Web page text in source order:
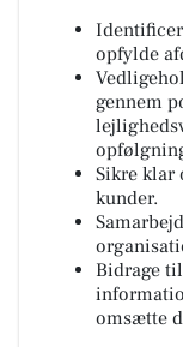
opfylde
gennem
Sikre klar
kunder.
Bidrage
omsætte